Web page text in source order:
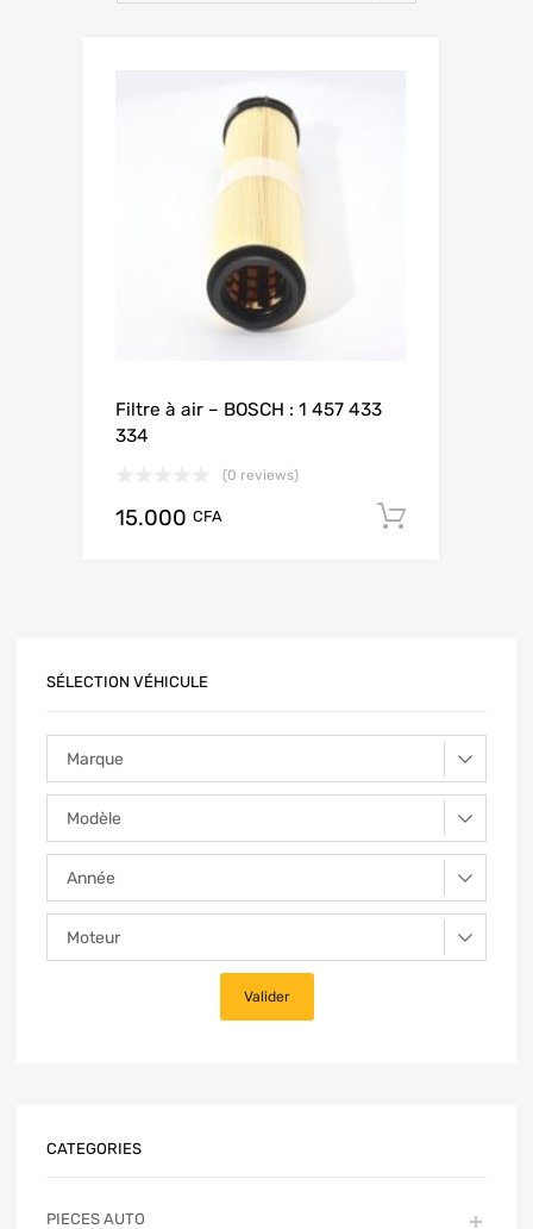
Filtre à air – BOSCH : 1 457 433
334
(0 reviews)
15.000 CFA
SÉLECTION VÉHICULE
CATEGORIES
PIECES AUTO